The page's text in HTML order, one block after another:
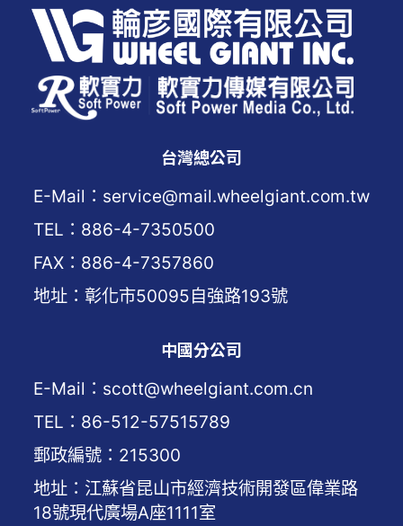
台灣總公司
E-Mail：service@mail.wheelgiant.com.tw
TEL：886-4-7350500
FAX：886-4-7357860
地址：彰化市50095自強路193號
中國分公司
E-Mail：scott@wheelgiant.com.cn
TEL：86-512-57515789
郵政編號：215300
地址：江蘇省昆山市經濟技術開發區偉業路
18號現代廣場A座1111室